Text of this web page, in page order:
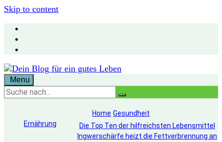
Skip to content
Menu
Home Gesundheit
Ernährung
Die Top Ten der hilfreichsten Lebensmittel
Ingwerschärfe heizt die Fettverbrennung an